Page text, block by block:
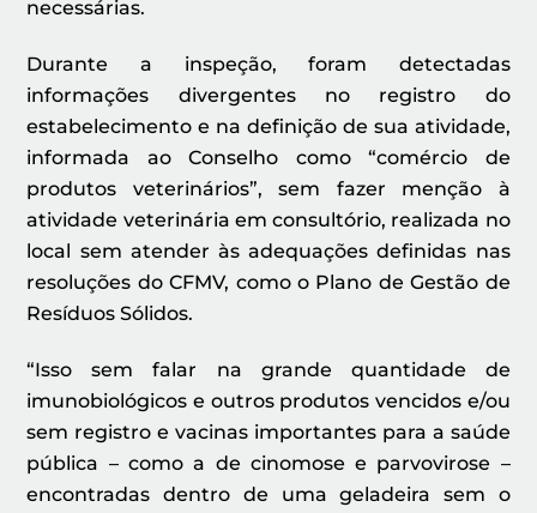
necessárias.
Durante a inspeção, foram detectadas
informações divergentes no registro do
estabelecimento e na definição de sua atividade,
informada ao Conselho como “comércio de
produtos veterinários”, sem fazer menção à
atividade veterinária em consultório, realizada no
local sem atender às adequações definidas nas
resoluções do CFMV, como o Plano de Gestão de
Resíduos Sólidos.
“Isso sem falar na grande quantidade de
imunobiológicos e outros produtos vencidos e/ou
sem registro e vacinas importantes para a saúde
pública – como a de cinomose e parvovirose –
encontradas dentro de uma geladeira sem o